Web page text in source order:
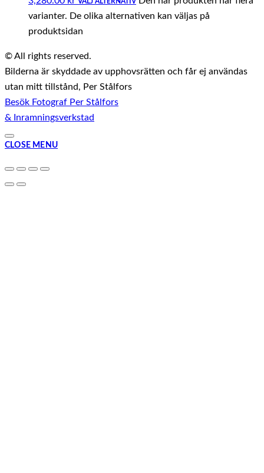
varianter. De olika alternativen kan väljas på
produktsidan
© All rights reserved.
Bilderna är skyddade av upphovsrätten och får ej användas
utan mitt tillstånd, Per Stålfors
Besök Fotograf Per Stålfors
& Inramningsverkstad
CLOSE MENU